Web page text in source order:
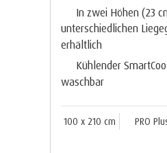
In zwei Höhen (23
unterschiedlichen
erhältlich
Kühlender
waschbar
100 x 210 cm PRO